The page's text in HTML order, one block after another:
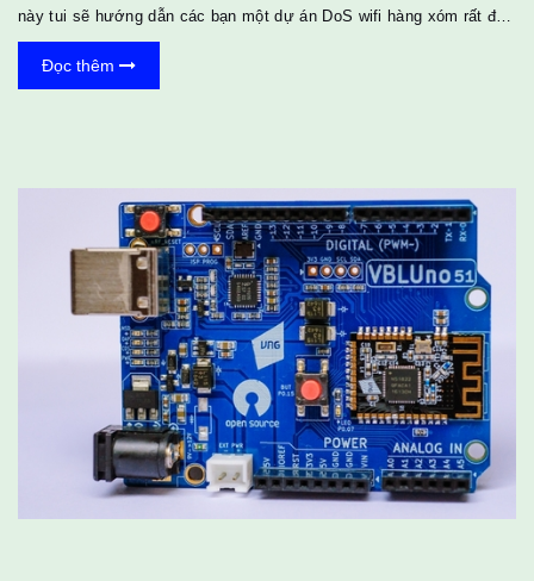
này tui sẽ hướng dẫn các bạn một dự án DoS wifi hàng xóm rất đơn
giản chỉ với 2 module ESP8266. Lưu ý là các bạn nên thử nghiệm
có trách nhiệm nếu không muốn cục tình báo C2 gõ cửa hỏi thăm. 1
Nguyên lý Trong giao tiếp không dây, người gửi các gói có thể điều
Đọc thêm